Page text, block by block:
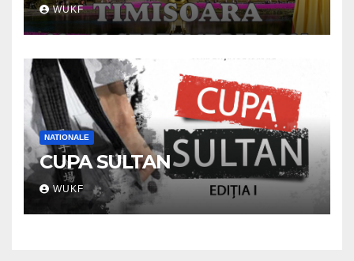
WUKF
NATIONALE
CUPA SULTAN
WUKF